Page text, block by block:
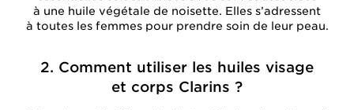
à une huile végétale de noisette. Elles s’adressent
à toutes les femmes pour prendre soin de leur peau.
2. Comment utiliser les huiles visage
et corps Clarins ?